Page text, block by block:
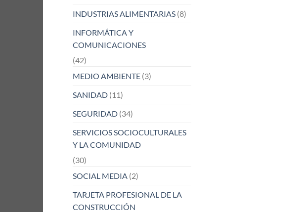
INDUSTRIAS ALIMENTARIAS (8)
INFORMÁTICA Y
COMUNICACIONES
(42)
MEDIO AMBIENTE (3)
SANIDAD (11)
SEGURIDAD (34)
SERVICIOS SOCIOCULTURALES
Y LA COMUNIDAD
(30)
SOCIAL MEDIA (2)
TARJETA PROFESIONAL DE LA
CONSTRUCCIÓN